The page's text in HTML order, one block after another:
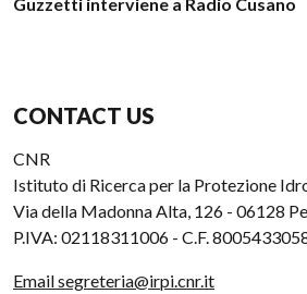
CONTACT US
CNR
Istituto di Ricerca per la Protezione
Via della Madonna Alta, 126 - 06128
P.IVA: 02118311006 - C.F.
Email segreteria@irpi.cnr.it